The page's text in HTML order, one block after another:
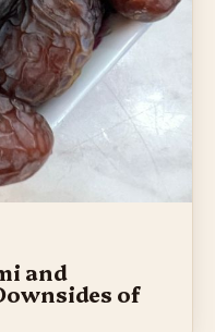
and
of